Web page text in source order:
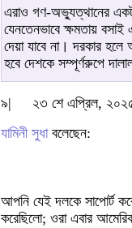
এরাও গণ-অভ্যুত্থানের
যেনতেনভাবে ক্ষমতায়
দেয়া যাবে না। দরকার
হবে দেশকে সম্পূর্ণরুপে
৯|
২৩ শে এপ্রিল,
যামিনী সুধাবলেছেন:
আপনি যেই দলকে সাপোর্ট
করেছিলো; ওরা এবার